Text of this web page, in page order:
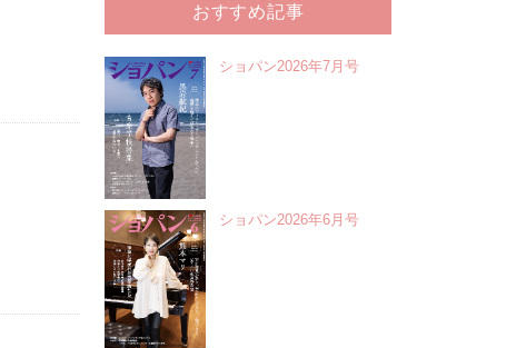
おすすめ記事
ショパン2026年7月号
ショパン2026年6月号